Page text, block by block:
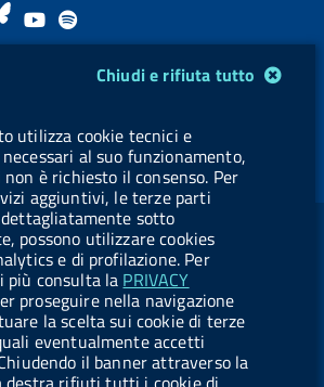
Chiudi e rifiuta tutto
utilizza cookie tecnici e
al suo funzionamento,
è richiesto il consenso. Per
aggiuntivi, le terze parti
sotto
possono utilizzare cookies
e di profilazione. Per
più consulta la PRIVACY
proseguire nella navigazione
la scelta sui cookie di terze
eventualmente accetti
il banner attraverso la
B
l
s
k
y
Y
o
u
b
e
l
a
l
.
b
u
t
t
o
n